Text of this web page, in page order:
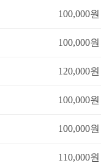
100,000
100,000
120,000
100,000
100,000
110,000